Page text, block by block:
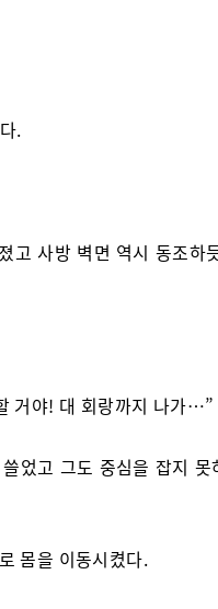
.
고 사방 벽면 역시 동조하
거야! 대 회랑까지 나가…”
었고 그도 중심을 잡지 못
몸을 이동시켰다.